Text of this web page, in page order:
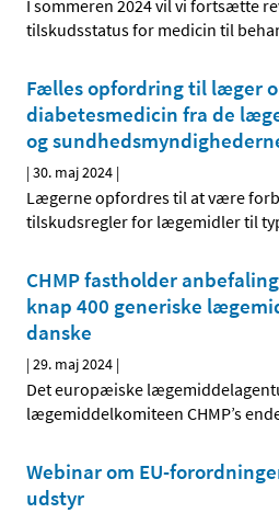
I sommeren 2024 vil vi fortsætte
tilskudsstatus for medicin til
Fælles opfordring til læger
diabetesmedicin fra de
og
|30. maj 2024 |
Lægerne opfordres til at være
tilskudsregler for lægemidler til
CHMP fastholder
knap 400 generiske
danske
|29. maj 2024 |
Det europæiske
lægemiddelkomiteen CHMP’s
Webinar om EU-
udstyr